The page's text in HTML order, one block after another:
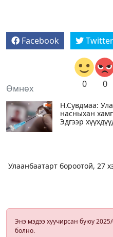
Facebook Twitter
0 0
Өмнөх
Н.Сувдмаа:
насныхан
Эдгээр
Улаанбаатарт бороотой, 27
Энэ мэдээ хуучирсан буюу
болно.